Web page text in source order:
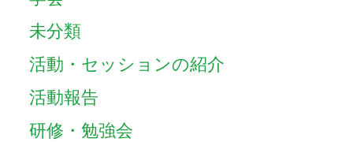
未分類
活動・セッションの紹介
活動報告
研修・勉強会